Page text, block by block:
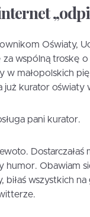
Oświaty,
wspólną troskę
w małopolskich
już kurator oświaty
pani kurator.
Dostarczałaś
Obawiam
biłaś wszystkich